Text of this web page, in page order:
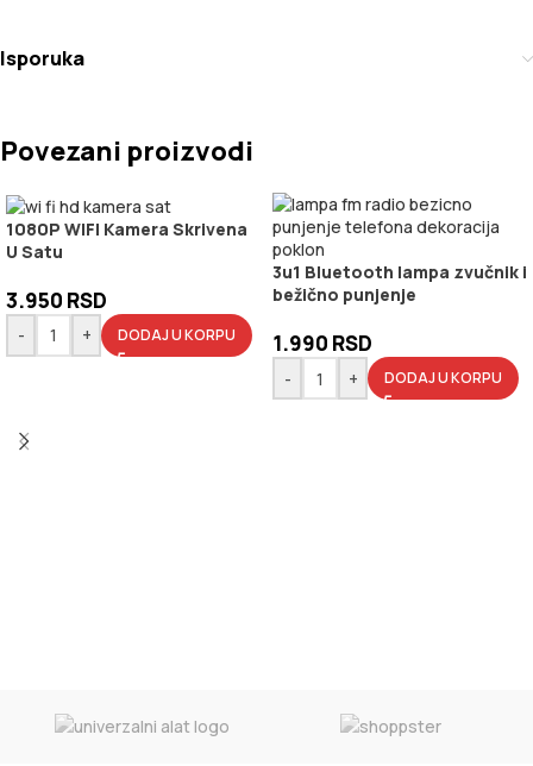
Isporuka
Povezani proizvodi
1080P WIFI Kamera Skrivena
U Satu
3.950 RSD
- + DODAJ U KORPU
3u1 Bluetooth lampa zvučnik i
bežično punjenje
1.990 RSD
- + DODAJ U KORPU